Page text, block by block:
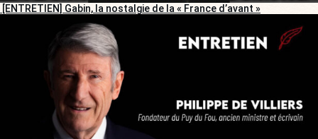
[ENTRETIEN] Gabin, la nostalgie de la « France d’avant »